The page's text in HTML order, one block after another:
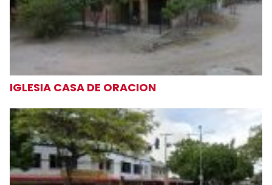
IGLESIA CASA DE ORACION